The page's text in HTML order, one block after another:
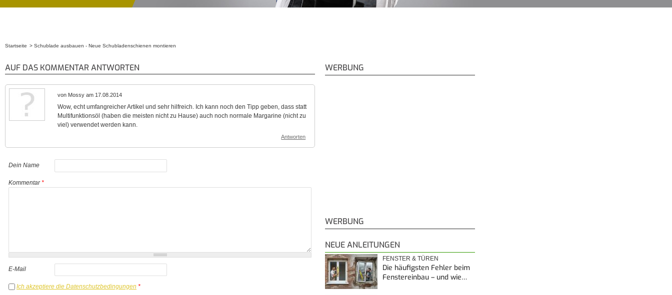
Startseite Schublade ausbauen - Neue Schubladenschienen montieren
AUF DAS KOMMENTAR ANTWORTEN
von Mossy am 17.08.2014
Wow, echt umfangreicher Artikel und sehr hilfreich. Ich kann noch den Tipp geben, dass statt
Multifunktionsöl (haben die meisten nicht zu Hause) auch noch normale Margarine (nicht zu
viel) verwendet werden kann.
Antworten
Dein Name
Kommentar*
E-Mail
Ich akzeptiere die Datenschutzbedingungen *
WERBUNG
WERBUNG
NEUE ANLEITUNGEN
FENSTER & TÜREN
Die häufigsten Fehler beim
Fenstereinbau – und wie…